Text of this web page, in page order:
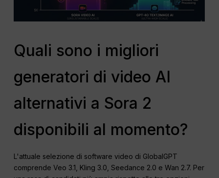
Quali sono i migliori
generatori di video AI
alternativi a Sora 2
disponibili al momento?
L'attuale selezione di software video di GlobalGPT
comprende Veo 3.1, Kling 3.0, Seedance 2.0 e Wan 2.7. Per